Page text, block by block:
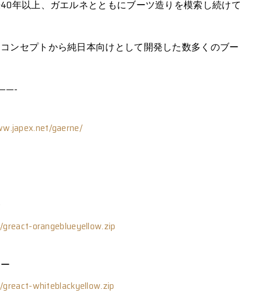
年以上、ガエルネとともにブーツ造りを模索し続けて
ンセプトから純日本向けとして開発した数多くのブー
gaerne/
greact-orangeblueyellow.zip
greact-whiteblackyellow.zip